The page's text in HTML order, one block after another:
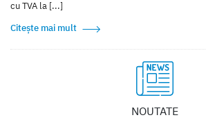
cu TVA la [...]
Citește mai mult
NOUTATE